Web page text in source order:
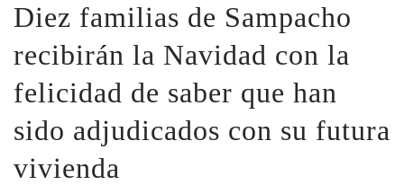
Diez familias de Sampacho
recibirán la Navidad con la
felicidad de saber que han
sido adjudicados con su futura
vivienda